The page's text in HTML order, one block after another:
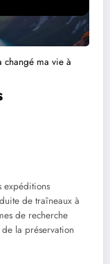
changé ma vie à
expéditions
de traîneaux à
de recherche
la préservation